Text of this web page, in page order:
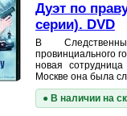
Дуэт по
серии). DVD
В
провинциального
новая
Москве она была
● В наличии на